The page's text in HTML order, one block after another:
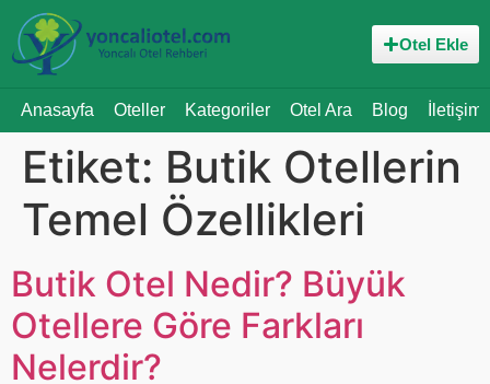
Otel Ekle
Anasayfa Oteller Kategoriler Otel Ara Blog İletişim
Etiket: Butik Otellerin
Temel Özellikleri
Butik Otel Nedir? Büyük
Otellere Göre Farkları
Nelerdir?